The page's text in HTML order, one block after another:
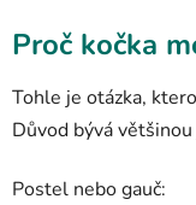
Proč kočka
Tohle je otázka,
Důvod bývá
Postel nebo gauč: